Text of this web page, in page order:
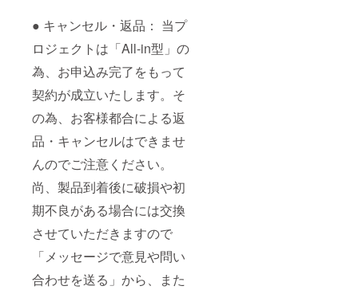
● キャンセル・返品： 当プ
ロジェクトは「All-in型」の
為、お申込み完了をもって
契約が成立いたします。そ
の為、お客様都合による返
品・キャンセルはできませ
んのでご注意ください。
尚、製品到着後に破損や初
期不良がある場合には交換
させていただきますので
「メッセージで意見や問い
合わせを送る」から、また